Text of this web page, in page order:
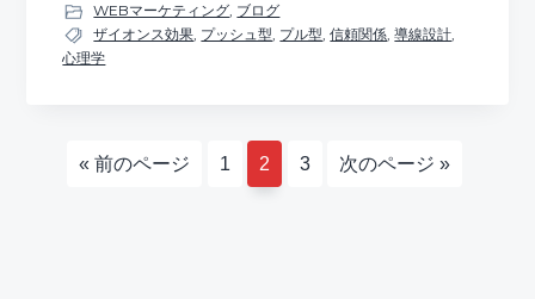
WEBマーケティング, ブログ
ザイオンス効果, プッシュ型, プル型,信頼関係,導線設計,
心理学
«移
前のページ
ペ
1
ペ
ー
2
ペ
3
移
次のページ »